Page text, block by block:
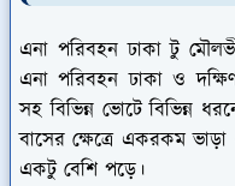
এনা পরিবহন ঢাকা টু
এনা পরিবহন ঢাকা ও
সহ বিভিন্ন ভোটে বিভিন্ন
বাসের ক্ষেত্রে একরকম ভাড়া
একটু বেশি পড়ে।